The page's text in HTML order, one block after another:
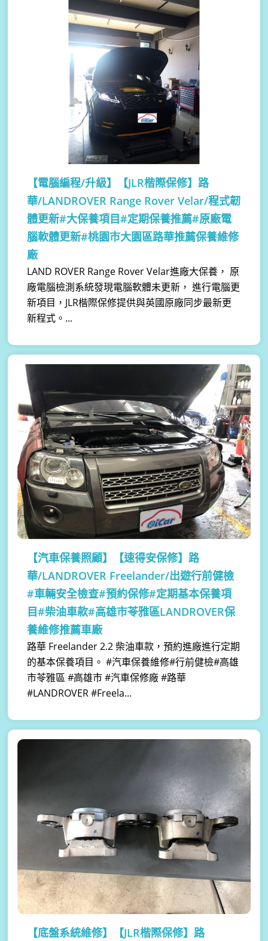
【電腦編程/升級】
【JLR楷際保修】路
華/LANDROVER Range Rover Velar/程式韌
體更新#大保養項目#定期保養推薦#原廠電
腦軟體更新#桃園市大園區路華推薦保養維修
廠
LAND ROVER Range Rover Velar進廠大保養， 原
廠電腦檢測系統發現電腦軟體未更新， 進行電腦更
新項目，JLR楷際保修提供與英國原廠同步最新更
新程式。...
【汽車保養照顧】
【速得安保修】路
華/LANDROVER Freelander/出遊行前健檢
#車輛安全檢查#預約保修#定期基本保養項
目#柴油車款#高雄市苓雅區LANDROVER保
養維修推薦車廠
路華 Freelander 2.2 柴油車款，預約進廠進行定期
的基本保養項目。 #汽車保養維修#行前健檢#高雄
市苓雅區 #高雄市 #汽車保修廠 #路華
#LANDROVER #Freela...
【底盤系統維修】
【JLR楷際保修】路